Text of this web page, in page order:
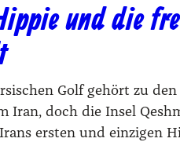
und die
Golf gehört zu
Iran, doch die Insel
ersten und einzigen